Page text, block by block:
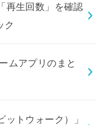
再生回数」を確認
ク
ムアプリのまと
トウォーク）」